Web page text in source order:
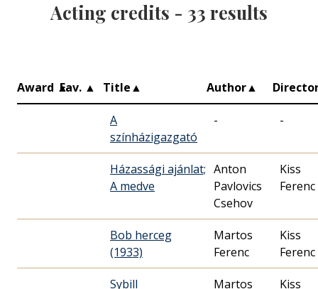
Acting credits - 33 results
Award ▲
Fav. ▲ Title▲ Author▲
A
színházigazgató
- -
Házassági ajánlat;
A medve
Anton
Pavlovics
Csehov
Kiss
Ferenc
Bob herceg
(1933)
Martos
Ferenc
Kiss
Ferenc
Sybill
Martos
Kiss